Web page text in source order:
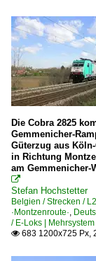
Die Cobra 2825
Gemmenicher-
Güterzug aus
in Richtung
am Gemmenicher-

Stefan Hochstetter
Belgien / Strecken /
·Montzenroute·,
/ E-Loks |
 683 1200x725 Px,